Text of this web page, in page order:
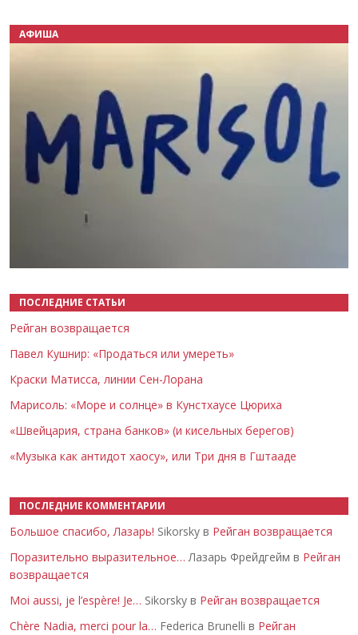
АФИША
ПОСЛЕДНИЕ СТАТЬИ
Рейган возвращается
Павел Кушнир: «Продаться или умереть»
Краски Матисса, линии Сен-Лорана
Марисоль: «Море и солнце» в Кунстхаусе Цюриха
«Швейцария, страна банков» (и кисельных берегов)
«Музыка как антидот хаосу», или Три дня в Гштааде
ПОСЛЕДНИЕ КОММЕНТАРИИ
Большое спасибо, Лазарь! Sikorsky в Рейган возвращается
Поразительно выразительное… Лазарь Фрейдгейм в Рейган
возвращается
Moi aussi, je l’espère! Je… Sikorsky в Рейган возвращается
Chère Nadia, merci pour la… Federica Brunelli в Рейган